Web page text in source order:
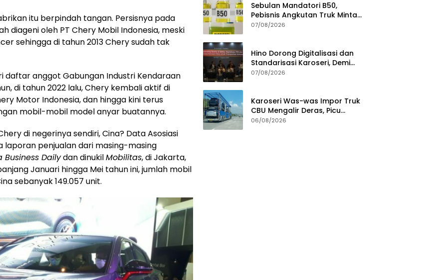
itu berpindah tangan. Persisnya pada
diageni oleh PT Chery Mobil Indonesia, meski
sehingga di tahun 2013 Chery sudah tak
daftar anggot Gabungan Industri Kendaraan
di tahun 2022 lalu, Chery kembali aktif di
Motor Indonesia, dan hingga kini terus
mobil-mobil model anyar buatannya.
di negerinya sendiri, Cina? Data Asosiasi
laporan penjualan dari masing-masing
Business Dailydan dinukilMobilitas, di Jakarta,
Januari hingga Mei tahun ini, jumlah mobil
sebanyak 149.057 unit.
Sebulan Mandatori B50,
Pebisnis Angkutan Truk Minta
Jaminan Ketersediaan BBM
07/08/2026
Hino Dorong Digitalisasi dan
Standarisasi Karoseri, Demi
Jamin Kualitas Kendaraan
07/08/2026
Karoseri Was-was Impor Truk
CBU Mengalir Deras, Picu
Persaingan Tak Sehat
06/08/2026